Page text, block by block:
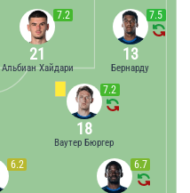
7.5
13
Бернарду
7.2
21
Альбиан Хайдари
7.2
18
Ваутер Бюргер
6.7
6.2